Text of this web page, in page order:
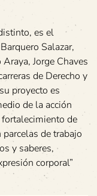
es el
Salazar,
Jorge Chaves
de Derecho y
proyecto es
de la acción
de
de trabajo
y saberes,
corporal”